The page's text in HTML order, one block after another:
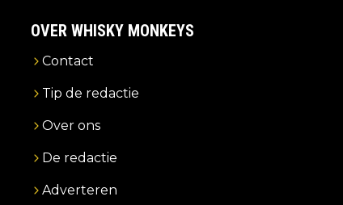
OVER WHISKY MONKEYS
Contact
Tip de redactie
Over ons
De redactie
Adverteren